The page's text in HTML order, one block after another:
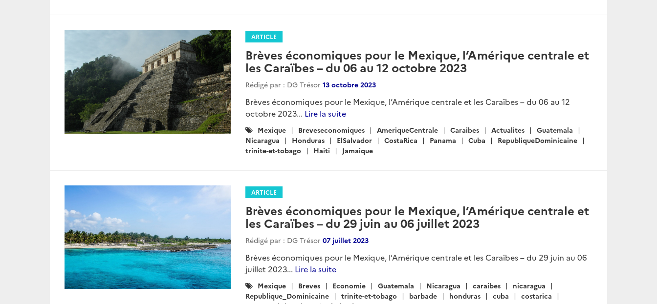
ARTICLE
Brèves économiques pour le Mexique, l’Amérique centrale et
les Caraïbes – du 06 au 12 octobre 2023
Rédigé par : DG Trésor 13 octobre 2023
Brèves économiques pour le Mexique, l’Amérique centrale et les Caraïbes – du 06 au 12
octobre 2023... Lire la suite
Catégories
:
Mexique Breveseconomiques AmeriqueCentrale Caraibes Actualites
Guatemala
Nicaragua
Honduras ElSalvador CostaRica Panama Cuba
RepubliqueDominicaine
trinite-et-tobago
Haiti Jamaique
ARTICLE
Brèves économiques pour le Mexique, l’Amérique centrale et
les Caraïbes – du 29 juin au 06 juillet 2023
Rédigé par : DG Trésor 07 juillet 2023
Brèves économiques pour le Mexique, l’Amérique centrale et les Caraïbes – du 29 juin au 06
juillet 2023... Lire la suite
Catégories
:
Mexique Breves Economie Guatemala Nicaragua caraibes
nicaragua
Republique_Dominicaine
trinite-et-tobago barbade honduras cuba
costarica